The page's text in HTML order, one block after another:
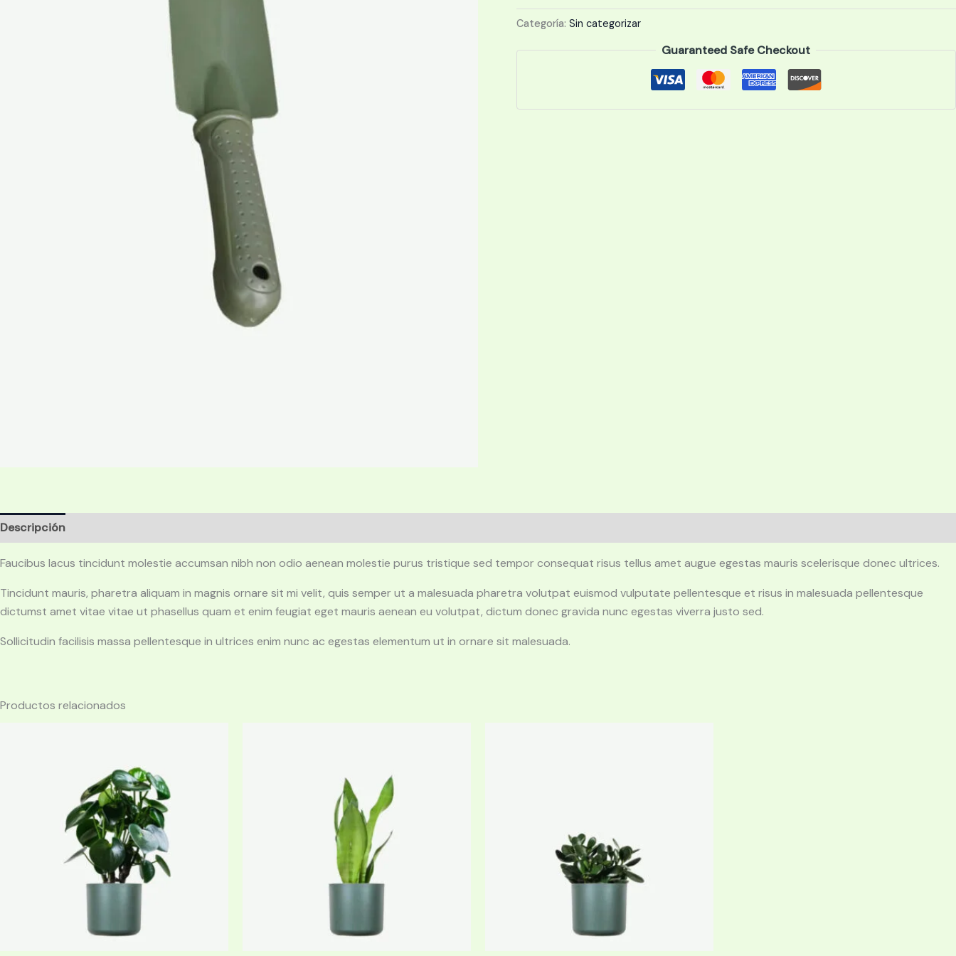
Plastic
Sleeve
cantidad
Categoría: Sin categorizar
Guaranteed Safe Checkout
Descripción
Faucibus lacus tincidunt molestie accumsan nibh non odio aenean molestie purus tristique sed tempor consequat risus tellus amet augue egestas mauris scelerisque donec ultrices.
Tincidunt mauris, pharetra aliquam in magnis ornare sit mi velit, quis semper ut a malesuada pharetra volutpat euismod vulputate pellentesque et risus in malesuada pellentesque
dictumst amet vitae vitae ut phasellus quam et enim feugiat eget mauris aenean eu volutpat, dictum donec gravida nunc egestas viverra justo sed.
Sollicitudin facilisis massa pellentesque in ultrices enim nunc ac egestas elementum ut in ornare sit malesuada.
Productos relacionados